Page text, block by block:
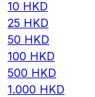
10 HKD
25 HKD
50 HKD
100 HKD
500 HKD
1.000 HKD